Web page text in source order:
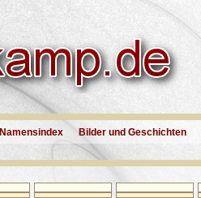
Namensindex Bilder und Geschichten